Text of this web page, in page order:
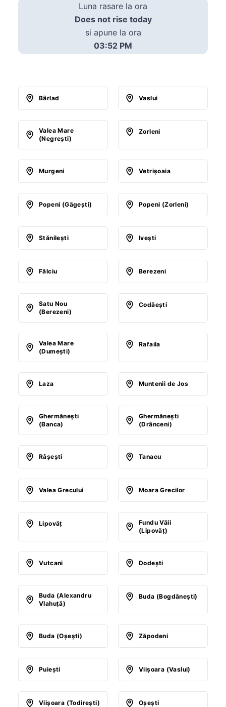
Luna rasare la ora
Does not rise today
si apune la ora
03:52 PM
Bârlad Vaslui
Valea Mare
(Negreşti)
Zorleni
Murgeni Vetrişoaia
Popeni (Găgeşti) Popeni (Zorleni)
Stănileşti Iveşti
Fălciu Berezeni
Satu Nou
(Berezeni)
Codăeşti
Valea Mare
(Dumeşti)
Rafaila
Laza Muntenii de Jos
Ghermăneşti
(Banca)
Ghermăneşti
(Drânceni)
Râşeşti Tanacu
Valea Grecului Moara Grecilor
Lipovăţ
Fundu Văii
(Lipovăţ)
Vutcani Dodeşti
Buda (Alexandru
Vlahuţă)
Buda (Bogdăneşti)
Buda (Oşeşti) Zăpodeni
Puieşti Viişoara (Vaslui)
Viişoara (Todireşti) Oşeşti